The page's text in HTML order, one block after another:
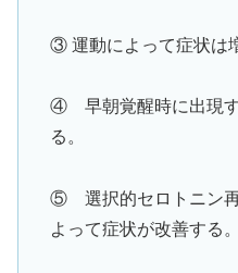
③ 運動によって症状は
④ 早朝覚醒時に出現す
る。
⑤ 選択的セロトニン再
よって症状が改善する。